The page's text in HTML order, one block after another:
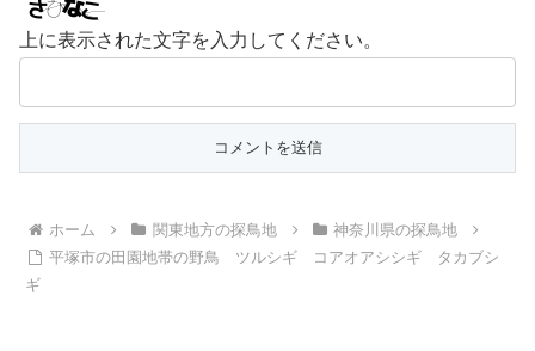
上に表示された文字を入力してください。
ホーム 関東地方の探鳥地
神奈川県の探鳥地
平塚市の田園地帯の野鳥 ツルシギ コアオアシシギ タカブシ
ギ